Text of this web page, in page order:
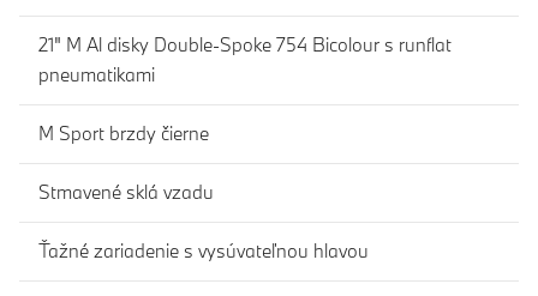
21" M Al disky Double-Spoke 754 Bicolour s runflat
pneumatikami
M Sport brzdy čierne
Stmavené sklá vzadu
Ťažné zariadenie s vysúvateľnou hlavou